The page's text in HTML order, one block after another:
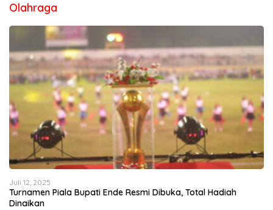
Olahraga
Juli 12, 2025
Turnamen Piala Bupati Ende Resmi Dibuka, Total Hadiah
Dinaikan